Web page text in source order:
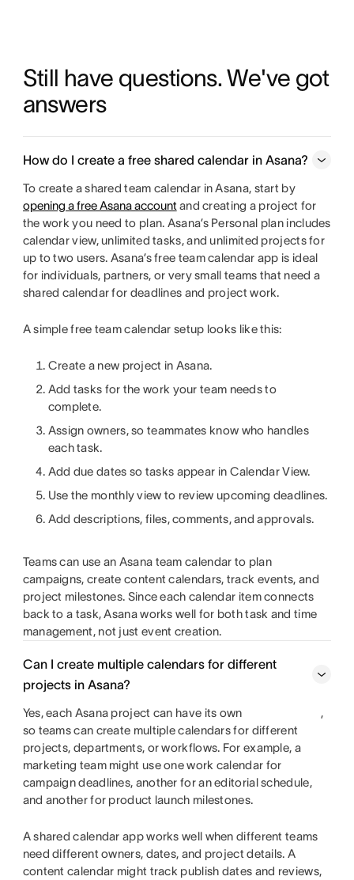
Still have questions. We've got
answers
How do I create a free shared calendar in Asana?
To create a shared team calendar in Asana, start by
opening a free Asana account and creating a project for
the work you need to plan. Asana’s Personal plan includes
calendar view, unlimited tasks, and unlimited projects for
up to two users. Asana’s free team calendar app is ideal
for individuals, partners, or very small teams that need a
shared calendar for deadlines and project work.
A simple free team calendar setup looks like this:
Create a new project in Asana.
Add tasks for the work your team needs to
complete.
Assign owners, so teammates know who handles
each task.
Add due dates so tasks appear in Calendar View.
Use the monthly view to review upcoming deadlines.
Add descriptions, files, comments, and approvals.
Teams can use an Asana team calendar to plan
campaigns, create content calendars, track events, and
project milestones. Since each calendar item connects
back to a task, Asana works well for both task and time
management, not just event creation.
Can I create multiple calendars for different
projects in Asana?
Yes, each Asana project can have its own
,
so teams can create multiple calendars for different
projects, departments, or workflows. For example, a
marketing team might use one work calendar for
campaign deadlines, another for an editorial schedule,
and another for product launch milestones.
A shared calendar app works well when different teams
need different owners, dates, and project details. A
content calendar might track publish dates and reviews,